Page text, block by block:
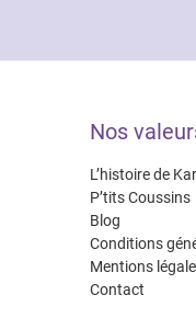
Nos
L’histoire de
P’tits Coussins
Blog
Conditions
Mentions
Contact